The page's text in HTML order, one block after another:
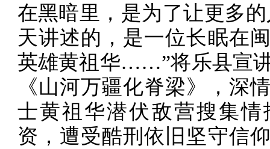
在黑暗里，是为了让更多
天讲述的，是一位长眠在
英雄黄祖华……”将乐县宣
《山河万疆化脊梁》，深
士黄祖华潜伏敌营搜集
资，遭受酷刑依旧坚守信